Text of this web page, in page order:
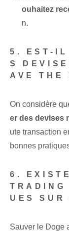
ouhaitez
n.
5. EST-IL
S
AVE THE
On considère
er des devises
ute transaction
bonnes
6.
TRADING
UES SUR
Sauver le Doge